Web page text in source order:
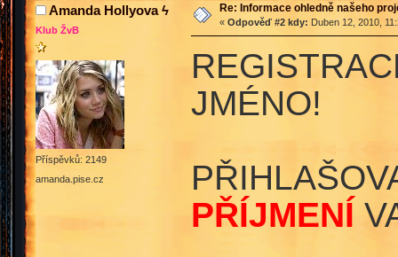
Amanda Hollyova ϟ
Klub ŽvB
Příspěvků: 2149
amanda.pise.cz
Re: Informace ohledně našeho
« Odpověď #2 kdy: Duben 12, 2010,
JMÉNO!
PŘÍJMENÍ